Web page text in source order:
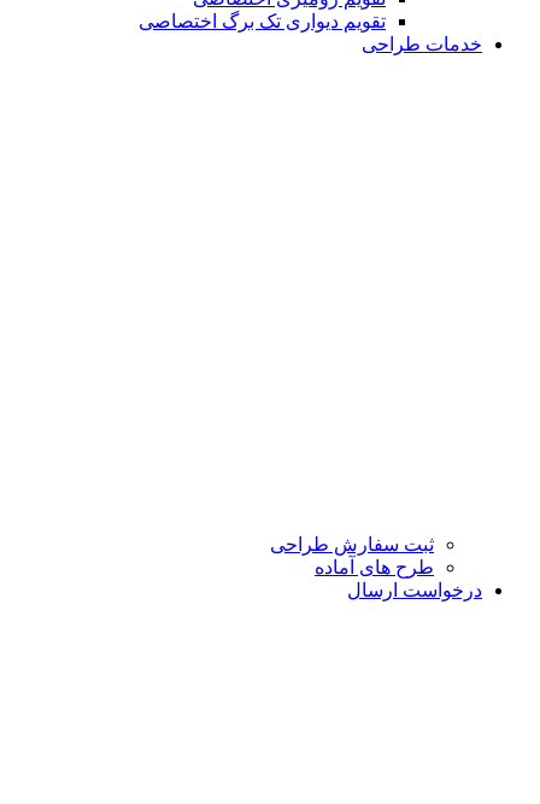
تقویم دیواری تک برگ اختصاصی
خدمات طراحی
ثبت سفارش طراحی
طرح های آماده
درخواست ارسال